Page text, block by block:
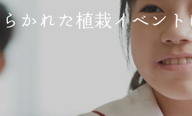
かれた植栽イベント